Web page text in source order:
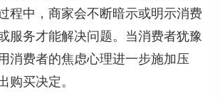
程中，商家会不断暗示或明示消费
服务才能解决问题。当消费者犹豫
消费者的焦虑心理进一步施加压
购买决定。